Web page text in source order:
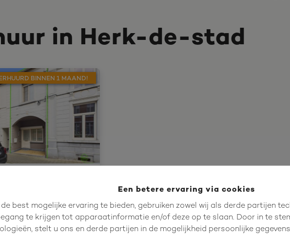
Een betere ervaring via cookies
de best mogelijke ervaring te bieden, gebruiken zowel wij als derde partijen
te krijgen tot apparaatinformatie en/of deze op te slaan. Door in te
stelt u ons en derde partijen in de mogelijkheid persoonlijke
in Herk-de-stad
BINNEN 1 MAAND!
woning met 1
centrum!
29, 3540 Herk-